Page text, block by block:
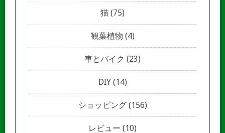
猫 (75)
観葉植物 (4)
車とバイク (23)
DIY(14)
ショッピング(156)
レビュー (10)